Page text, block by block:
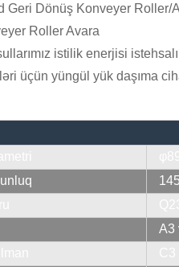
Geri Dönüş Konveyer Roller/
Roller Avara
istilik enerjisi
üçün yüngül yük daşıma
A3